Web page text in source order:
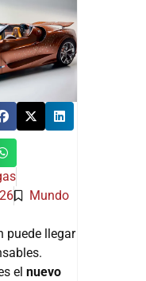
Mundo
puede llegar
el nuevo